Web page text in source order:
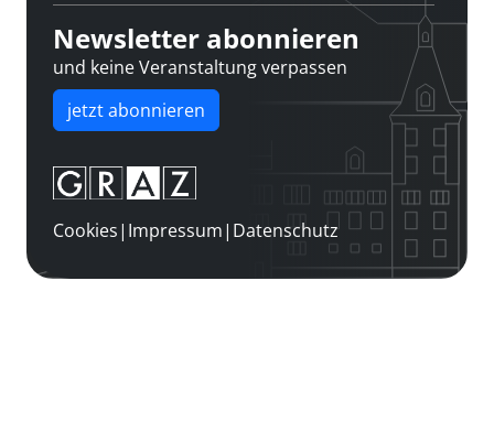
Newsletter abonnieren
und keine Veranstaltung verpassen
jetzt abonnieren
Cookies| Impressum| Datenschutz